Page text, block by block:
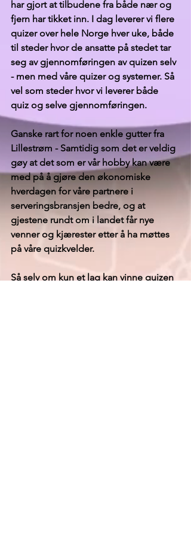
har gjort at tilbudene fra både nær og
fjern har tikket inn. I dag leverer vi flere
quizer over hele Norge hver uke, både
til steder hvor de ansatte på stedet tar
seg av gjennomføringen av quizen selv
- men med våre quizer og systemer. Så
vel som steder hvor vi leverer både
quiz og selve gjennomføringen.
Ganske rart for noen enkle gutter fra
Lillestrøm - Samtidig som det er veldig
gøy at det som er vår hobby kan være
med på å gjøre den økonomiske
hverdagen for våre partnere i
serveringsbransjen bedre, og at
gjestene rundt om i landet får nye
venner og kjærester etter å ha møttes
på våre quizkvelder.
Så selv om kun et lag kan vinne quizen